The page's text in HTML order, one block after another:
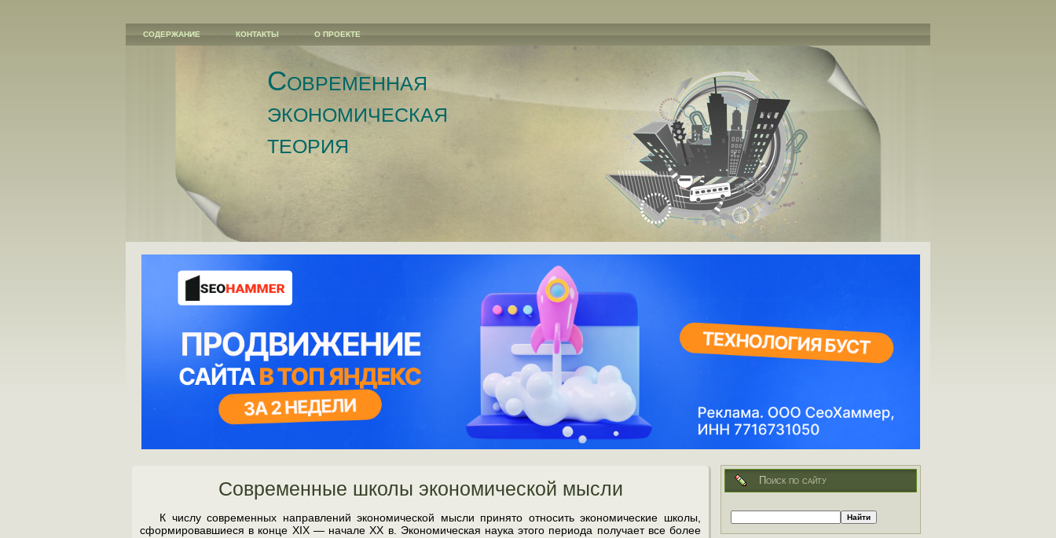
СОДЕРЖАНИЕ КОНТАКТЫ О ПРОЕКТЕ
Современная
экономическая
теория
Современные школы экономической мысли
К числу современных направлений экономической мысли принято относить экономические школы,
сформировавшиеся в конце XIX — начале XX в. Экономическая наука этого периода получает все более
Поиск по сайту